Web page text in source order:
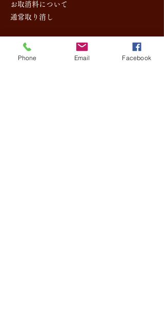
お取消料について
通常取り消し
料金の
当日 １００％
Phone Email Facebook